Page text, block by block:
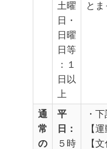
土曜
日・
日曜
日等
：１
日以
上
とま
通
常
の
平
日：
５時
・
【
【